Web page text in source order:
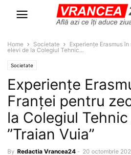
Home Societate
Experiențe Erasmus
elevi de la Colegiul Tehnic...
Societate
Experiențe
Franței pentru
la Colegiul
”Traian Vuia”
By Redactia Vrancea24 - 20 octombrie